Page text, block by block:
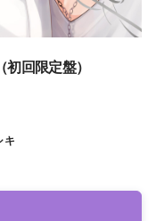
回限定盤）
キ